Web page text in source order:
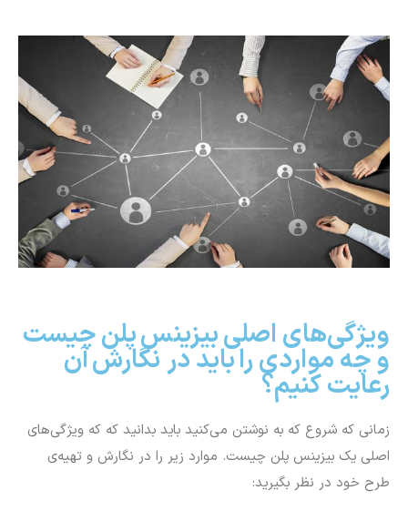
ویژگی‌های اصلی بیزینس پلن چیست
و چه مواردی را باید در نگارش آن
رعایت کنیم؟
زمانی که شروع که به نوشتن می‌کنید باید بدانید که که ویژگی‌های
اصلی یک بیزینس پلن چیست. موارد زیر را در نگارش و تهیه‌ی
طرح خود در نظر بگیرید: